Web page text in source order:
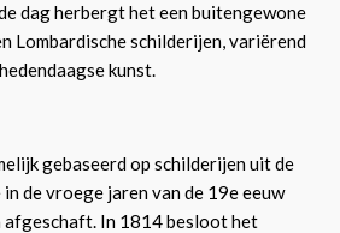
dag herbergt het een buitengewone
Lombardische schilderijen, variërend
kunst.
gebaseerd op schilderijen uit de
de vroege jaren van de 19e eeuw
afgeschaft. In 1814 besloot het